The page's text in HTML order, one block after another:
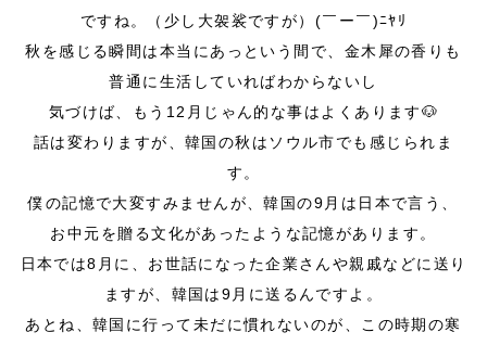
ですね。（少し大袈裟ですが）(￣ー￣)ﾆﾔﾘ
秋を感じる瞬間は本当にあっという間で、金木犀の香りも
普通に生活していればわからないし
気づけば、もう12月じゃん的な事はよくあります🐶
話は変わりますが、韓国の秋はソウル市でも感じられま
す。
僕の記憶で大変すみませんが、韓国の9月は日本で言う、
お中元を贈る文化があったような記憶があります。
日本では8月に、お世話になった企業さんや親戚などに送り
ますが、韓国は9月に送るんですよ。
あとね、韓国に行って未だに慣れないのが、この時期の寒